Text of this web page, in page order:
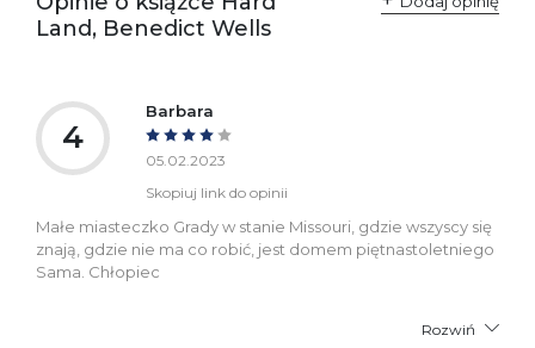
zgodność produktu z
przepisami:
ul. Fredry 8
61-701 Poznań
Ostrzeżenia oraz
informacje dotyczące
bezpieczeństwa:
Land, Benedict Wells
4
Barbara
05.02.2023
Skopiuj link do opinii
Małe miasteczko Grady w stanie Missouri, gdzie wszyscy się
znają, gdzie nie ma co robić, jest domem piętnastoletniego
Sama. Chłopiec
Rozwiń